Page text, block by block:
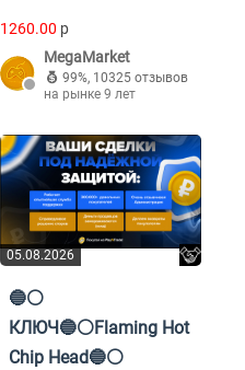
1260.00 p
MegaMarket
99%, 10325 отзывов
на рынке 9 лет
05.08.2026
🔵⚪️
КЛЮЧ🔵⚪️Flaming Hot
Chip Head🔵⚪️